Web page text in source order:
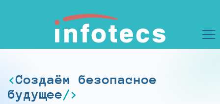
Создаём безопасное
будущее